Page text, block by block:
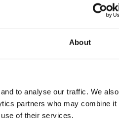
About
to analyse our traffic. We
partners who may combine it
of their services.